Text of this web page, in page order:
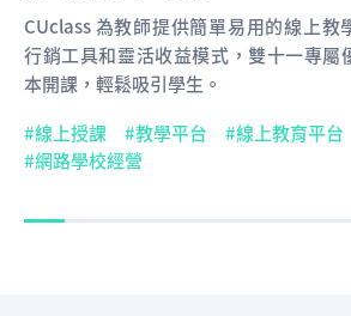
CUclass 為教師提供簡單易用的線上教
行銷工具和靈活收益模式，雙十一專屬
本開課，輕鬆吸引學生。
線上授課
教學平台
線上教育平台
網路學校經營